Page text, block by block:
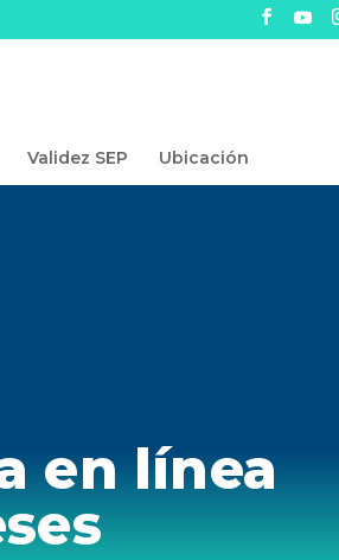
Validez SEP Ubicación
en línea